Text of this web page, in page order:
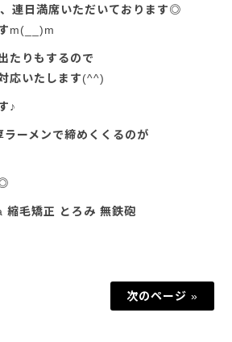
連日満席いただいております◎
m(__)m
たりもするので
応いたします(^^)
♪
ーメンで締めくくるのが
縮毛矯正 とろみ 無鉄砲
次のページ »